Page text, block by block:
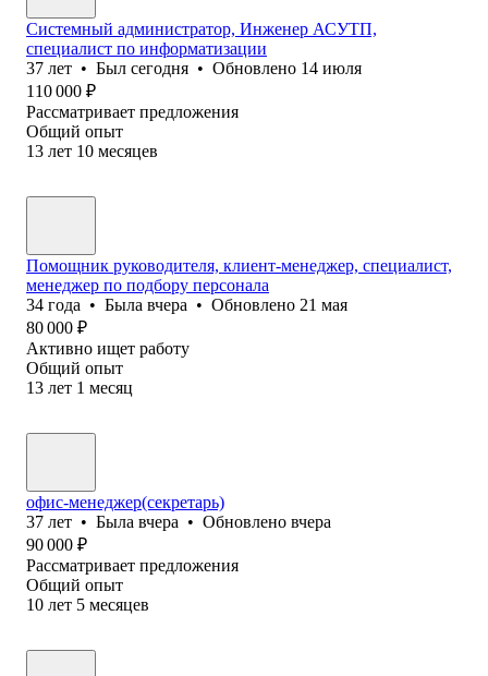
Системный администратор, Инженер АСУТП,
специалист по информатизации
37 лет • Был сегодня • Обновлено 14 июля
110 000 ₽
Рассматривает предложения
Общий опыт
13 лет 10 месяцев
Помощник руководителя, клиент-менеджер, специалист,
менеджер по подбору персонала
34 года • Была вчера • Обновлено 21 мая
80 000 ₽
Активно ищет работу
Общий опыт
13 лет 1 месяц
офис-менеджер(секретарь)
37 лет • Была вчера • Обновлено вчера
90 000 ₽
Рассматривает предложения
Общий опыт
10 лет 5 месяцев